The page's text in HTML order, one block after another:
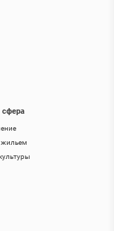
сфера
жильем